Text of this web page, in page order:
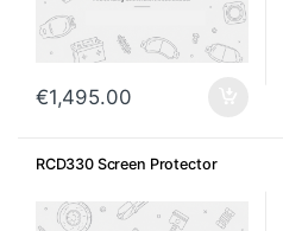
€1,495.00
RCD330 Screen Protector